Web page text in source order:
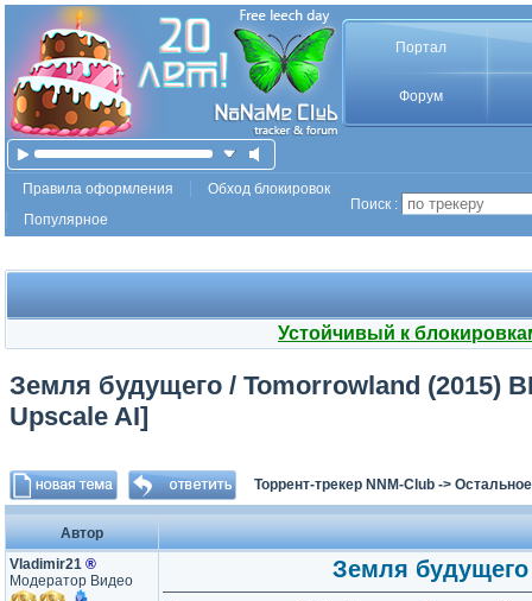
Портал
Форум
Правила оформления
Обход блокировок
Популярное
Поиск :
Устойчивый к
Земля будущего / Tomorrowland (2015)
Upscale AI]
Торрент-трекер NNM-Club -> Остальное
Автор
Vladimir21 ®
Модератор Видео
Земля будущего